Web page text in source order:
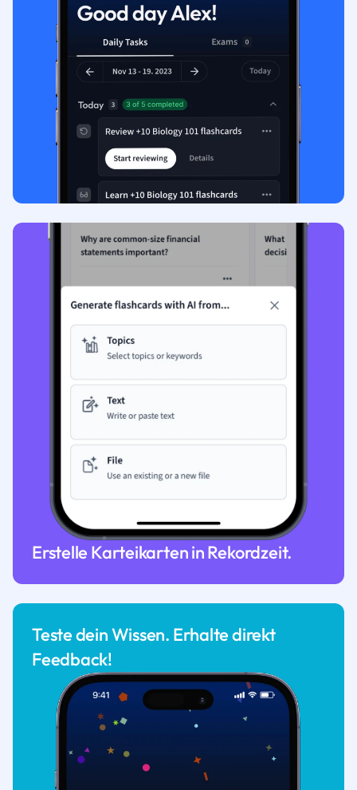
Erstelle Karteikarten in Rekordzeit.
Teste dein Wissen. Erhalte direkt
Feedback!